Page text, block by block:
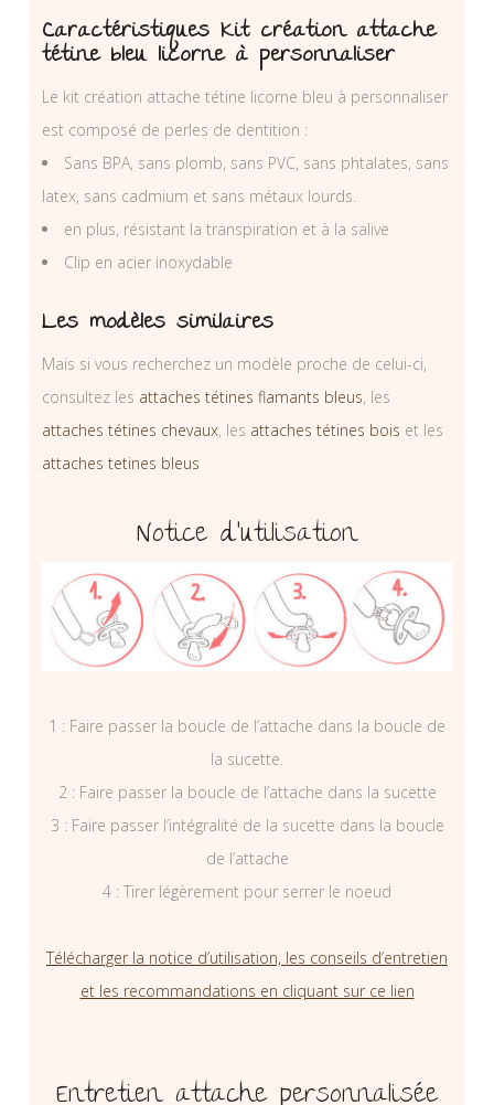
Caractéristiques Kit création attache
tétine bleu licorne à personnaliser
Le kit création attache tétine licorne bleu à personnaliser
est composé de perles de dentition :
Sans BPA, sans plomb, sans PVC, sans phtalates, sans
latex, sans cadmium et sans métaux lourds.
en plus, résistant la transpiration et à la salive
Clip en acier inoxydable
Les modèles similaires
Mais si vous recherchez un modèle proche de celui-ci,
consultez les attaches tétines flamants bleus, les
attaches tétines chevaux, les attaches tétines bois et les
attaches tetines bleus
Notice d’utilisation
1 : Faire passer la boucle de l’attache dans la boucle de
la sucette.
2 : Faire passer la boucle de l’attache dans la sucette
3 : Faire passer l’intégralité de la sucette dans la boucle
de l’attache
4 : Tirer légèrement pour serrer le noeud
Télécharger la notice d’utilisation, les conseils d’entretien
et les recommandations en cliquant sur ce lien